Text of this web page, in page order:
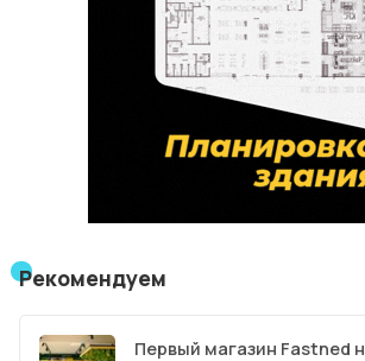
Рекомендуем
Первый магазин Fastned